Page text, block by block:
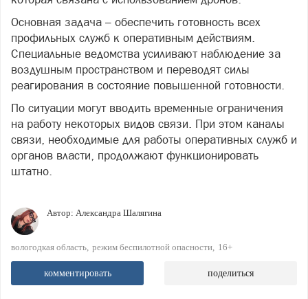
Основная задача – обеспечить готовность всех
профильных служб к оперативным действиям.
Специальные ведомства усиливают наблюдение за
воздушным пространством и переводят силы
реагирования в состояние повышенной готовности.
По ситуации могут вводить временные ограничения
на работу некоторых видов связи. При этом каналы
связи, необходимые для работы оперативных служб и
органов власти, продолжают функционировать
штатно.
Автор: Александра Шалягина
вологодкая область режим беспилотной опасности 16+
комментировать поделиться